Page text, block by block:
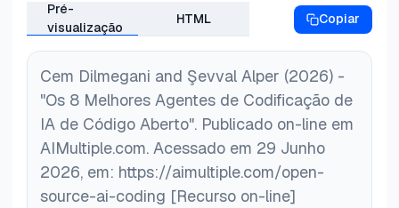
Pré-
visualização
HTML Copiar
Cem Dilmegani and Şevval Alper (2026) -
"Os 8 Melhores Agentes de Codificação de
IA de Código Aberto". Publicado on-line em
AIMultiple.com. Acessado em 29 Junho
2026, em: https://aimultiple.com/open-
source-ai-coding [Recurso on-line]